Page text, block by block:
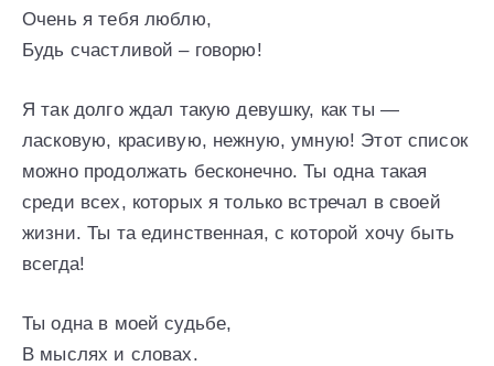
Очень я тебя люблю,
Будь счастливой – говорю!
Я так долго ждал такую девушку, как ты —
ласковую, красивую, нежную, умную! Этот список
можно продолжать бесконечно. Ты одна такая
среди всех, которых я только встречал в своей
жизни. Ты та единственная, с которой хочу быть
всегда!
Ты одна в моей судьбе,
В мыслях и словах.